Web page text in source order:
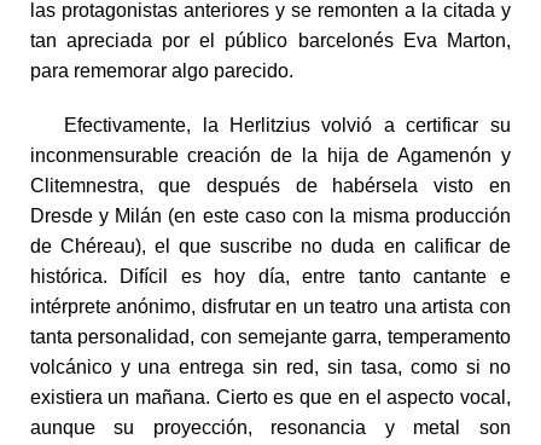
las protagonistas anteriores y se remonten a la citada y
tan apreciada por el público barcelonés Eva Marton,
para rememorar algo parecido.
Efectivamente, la Herlitzius volvió a certificar su
inconmensurable creación de la hija de Agamenón y
Clitemnestra, que después de habérsela visto en
Dresde y Milán (en este caso con la misma producción
de Chéreau), el que suscribe no duda en calificar de
histórica. Difícil es hoy día, entre tanto cantante e
intérprete anónimo, disfrutar en un teatro una artista con
tanta personalidad, con semejante garra, temperamento
volcánico y una entrega sin red, sin tasa, como si no
existiera un mañana. Cierto es que en el aspecto vocal,
aunque su proyección, resonancia y metal son